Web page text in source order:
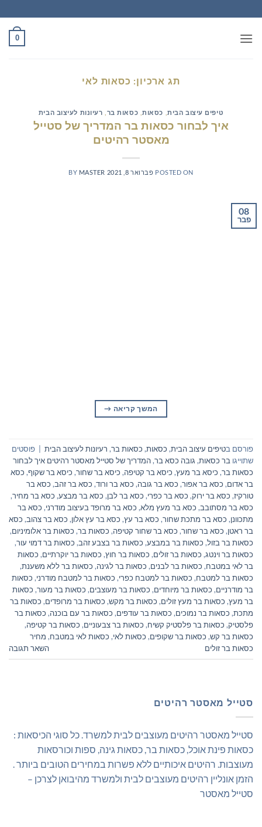
to
content
0
תג ארכיון: כסאות לאי
טיפים עיצוב הבית, כסאות, כסאות בר רעיונות לעיצוב הבית
איך לבחור כסאות בר המדריך של סטייל
מאסטר רהיטים
POSTED ON פברואר 8, 2021 BY MASTER
08
פבר
המשך קריאה →
פורסם בטיפים עיצוב הבית, כסאות, כסאות בר, רעיונות לעיצוב הבית
פוסטים
שתוייגו בר כסאות, גובה כסא בר,המדריך של סטייל מאסטר רהיטים איך לבחור
כסאות בר, כיסא בר מעץ, כיסא בר קטיפה, כיסא בר שחור, כיסא בר שקוף, כסא
בר אדום, כסא בר אפור, כסא בר גובה, כסא בר ורוד, כסא בר זהב, כסא בר
טורקיז, כסא בר ירוק, כסא בר כפרי, כסא בר לבן, כסא בר מבצע, כסא בר מחיר,
כסא בר מסתובב, כסא בר מעץ מלא, כסא בר מרופד בעיצוב מודרני, כסא בר
מתכוונן, כסא בר מתכת שחור, כסא בר עץ, כסא בר עץ אלון, כסא בר צהוב, כסא
בר ראטן, כסא בר שחור, כסא בר שחור קטיפה, כסאות בר, כסאות בר אלומיניום,
כסאות בר בזול, כסאות בר במבצע, כסאות בר בצבע זהב, כסאות בר דמוי עור,
כסאות בר וינטג, כסאות בר זולים, כסאות בר חוץ, כסאות בר יוקרתיים, כסאות
בר לאי במטבח, כסאות בר לבנים, כסאות בר לגינה, כסאות בר ללא משענת,
כסאות בר למטבח, כסאות בר למטבח כפרי, כסאות בר למטבח מודרני, כסאות
בר מודרניים, כסאות בר מיוחדים, כסאות בר מעוצבים, כסאות בר מעור, כסאות
בר מעץ, כסאות בר מעץ זולים, כסאות בר מקש, כסאות בר מרופדים, כסאות בר
מתכת, כסאות בר נמוכים, כסאות בר עודפים, כסאות בר עם בוכנה, כסאות בר
פלסטיק, כסאות בר פלסטיק קשיח, כסאות בר צבעוניים, כסאות בר קטיפה,
כסאות בר קש, כסאות בר שקופים, כסאות לאי, כסאות לאי במטבח, מחיר
כסאות בר זולים
השאר תגובה
סטייל מאסטר רהיטים
סטייל מאסטר רהיטים מעוצבים לבית למשרד. כל סוגי הכיסאות :
כסאות פינת אוכל, כסאות בר, כסאות גינה, ספות וכורסאות
מעוצבות. רהיטים איכותיים ללא פשרות במחירים הטובים ביותר .
הזמן אונליין רהיטים מעוצבים לבית ולמשרד מהיבואן לצרכן –
סטייל מאסטר